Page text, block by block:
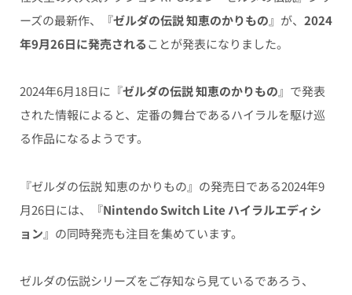
ーズの最新作、『ゼルダの伝説 知恵のかりもの』が、 2024
年9月26日に発売されることが発表になりました。
2024年6月18日に『ゼルダの伝説 知恵のかりもの』で発表
された情報によると、定番の舞台であるハイラルを駆け巡
る作品になるようです。
『ゼルダの伝説 知恵のかりもの』の発売日である2024年9
月26日には、『Nintendo Switch Lite ハイラルエディシ
ョン』の同時発売も注目を集めています。
ゼルダの伝説シリーズをご存知なら見ているであろう、